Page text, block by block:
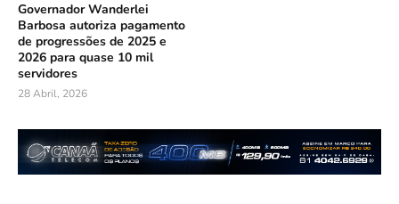
Governador Wanderlei
Barbosa autoriza pagamento
de progressões de 2025 e
2026 para quase 10 mil
servidores
28 Abril, 2026